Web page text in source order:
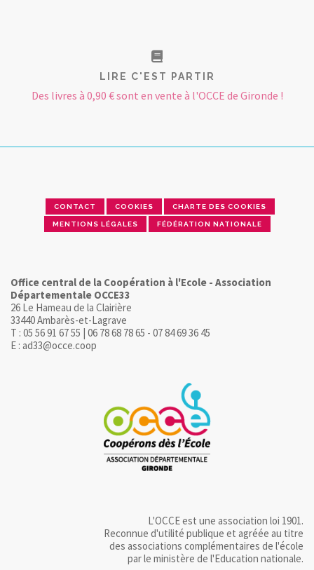
LIRE C'EST PARTIR
Des livres à 0,90 € sont en vente à l'OCCE de Gironde !
CONTACT COOKIES CHARTE DES COOKIES
MENTIONS LÉGALES FÉDÉRATION NATIONALE
Office central de la Coopération à l'Ecole - Association
Départementale OCCE33
26 Le Hameau de la Clairière
33440 Ambarès-et-Lagrave
T : 05 56 91 67 55 | 06 78 68 78 65 - 07 84 69 36 45
E : ad33@occe.coop
L'OCCE est une association loi 1901.
Reconnue d'utilité publique et agréée au titre
des associations complémentaires de l'école
par le ministère de l'Education nationale.